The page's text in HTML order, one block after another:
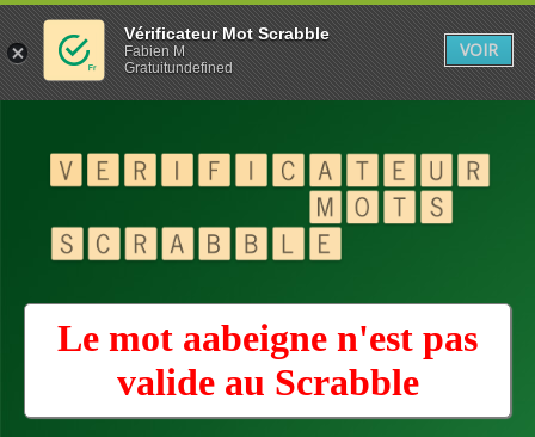
Le mot aabeigne n'est pas
valide au Scrabble
Vérificateur Mot Scrabble
Fabien M
Gratuitundefined
VOIR